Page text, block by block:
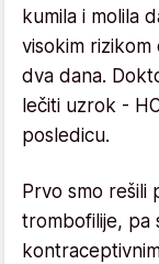
kumila i molila
visokim rizikom
dva dana.
lečiti uzrok -
posledicu.
Prvo smo rešili
trombofilije, pa